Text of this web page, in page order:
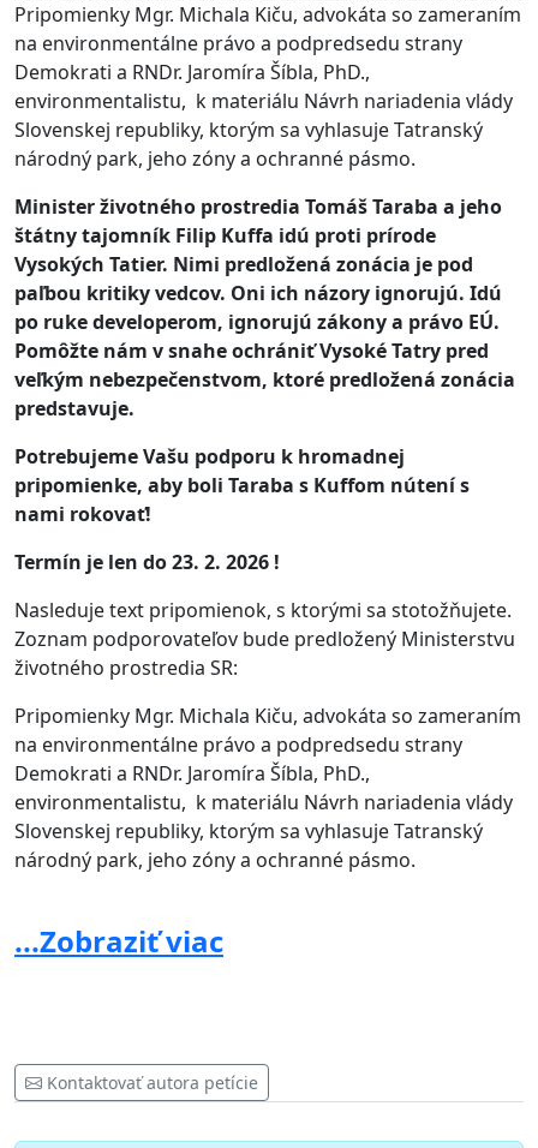
Pripomienky Mgr. Michala Kiču, advokáta so zameraním
na environmentálne právo a podpredsedu strany
Demokrati a RNDr. Jaromíra Šíbla, PhD.,
environmentalistu, k materiálu Návrh nariadenia vlády
Slovenskej republiky, ktorým sa vyhlasuje Tatranský
národný park, jeho zóny a ochranné pásmo.
Minister životného prostredia Tomáš Taraba a jeho
štátny tajomník Filip Kuffa idú proti prírode
Vysokých Tatier. Nimi predložená zonácia je pod
paľbou kritiky vedcov. Oni ich názory ignorujú. Idú
po ruke developerom, ignorujú zákony a právo EÚ.
Pomôžte nám v snahe ochrániť Vysoké Tatry pred
veľkým nebezpečenstvom, ktoré predložená zonácia
predstavuje.
Potrebujeme Vašu podporu k hromadnej
pripomienke, aby boli Taraba s Kuffom nútení s
nami rokovať!
Termín je len do 23. 2. 2026 !
Nasleduje text pripomienok, s ktorými sa stotožňujete.
Zoznam podporovateľov bude predložený Ministerstvu
životného prostredia SR:
Pripomienky Mgr. Michala Kiču, advokáta so zameraním
na environmentálne právo a podpredsedu strany
Demokrati a RNDr. Jaromíra Šíbla, PhD.,
environmentalistu, k materiálu Návrh nariadenia vlády
Slovenskej republiky, ktorým sa vyhlasuje Tatranský
národný park, jeho zóny a ochranné pásmo.
pripomienkové konanie legislatívny materiál predložený
Ministerstvom životného prostredia SR Návrh
legislatívnom procese LP/2026/62 a je dostupný na
tomto odkaze:
...Zobraziť viac
Kontaktovať autora petície